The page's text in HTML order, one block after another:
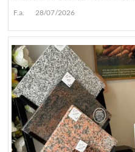
F.a. 28/07/2026